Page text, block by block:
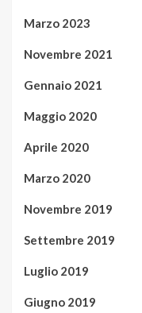
Marzo 2023
Novembre 2021
Gennaio 2021
Maggio 2020
Aprile 2020
Marzo 2020
Novembre 2019
Settembre 2019
Luglio 2019
Giugno 2019